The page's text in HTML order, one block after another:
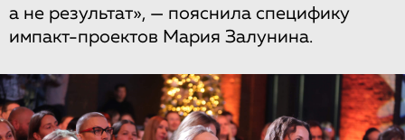
а не результат», — пояснила специфику
импакт-проектов Мария Залунина.